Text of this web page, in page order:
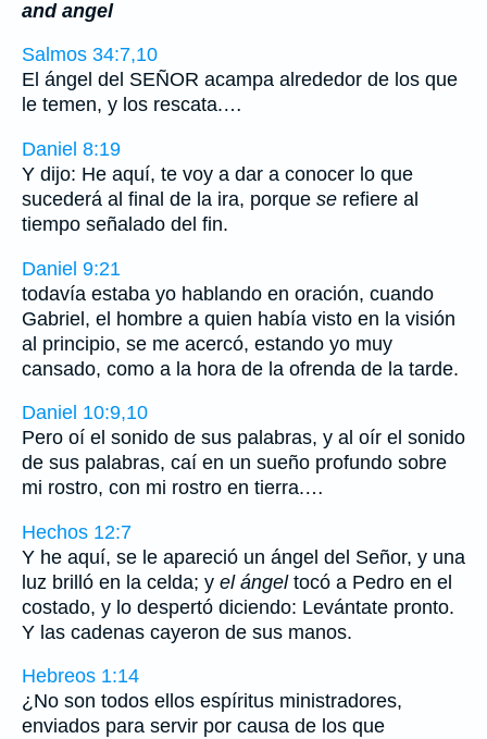
and angel
Salmos 34:7,10
El ángel del SEÑOR acampa alrededor de los que
le temen, y los rescata.…
Daniel 8:19
Y dijo: He aquí, te voy a dar a conocer lo que
sucederá al final de la ira, porque se refiere al
tiempo señalado del fin.
Daniel 9:21
todavía estaba yo hablando en oración, cuando
Gabriel, el hombre a quien había visto en la visión
al principio, se me acercó, estando yo muy
cansado, como a la hora de la ofrenda de la tarde.
Daniel 10:9,10
Pero oí el sonido de sus palabras, y al oír el sonido
de sus palabras, caí en un sueño profundo sobre
mi rostro, con mi rostro en tierra.…
Hechos 12:7
Y he aquí, se le apareció un ángel del Señor, y una
luz brilló en la celda; y el ángeltocó a Pedro en el
costado, y lo despertó diciendo: Levántate pronto.
Y las cadenas cayeron de sus manos.
Hebreos 1:14
¿No son todos ellos espíritus ministradores,
enviados para servir por causa de los que